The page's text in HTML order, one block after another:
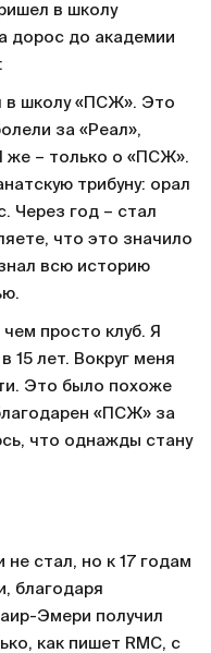
в школу
дорос до академии
в школу «ПСЖ». Это
за «Реал»,
же – только о «ПСЖ».
трибуну: орал
Через год – стал
что это значило
всю историю
просто клуб. Я
15 лет. Вокруг меня
Это было похоже
«ПСЖ» за
что однажды стану
стал, но к 17 годам
благодаря
Эмери получил
как пишет RMC, с